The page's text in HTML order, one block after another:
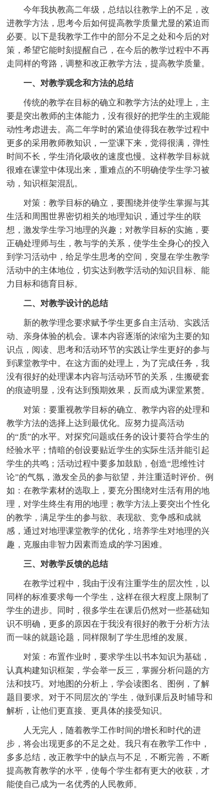
今年我执教高二年级，总结以往教学上的不足，改
进教学方法，思考今后如何提高教学质量尤显的紧迫而
必要。以下是我教学工作中的部分不足之处和今后的对
策，希望它能时刻提醒自己，在今后的教学过程中不再
走同样的弯路，调整和改正教学方法，提高教学质量。
一、对教学观念和方法的总结
传统的教学在目标的确立和教学方法的处理上，主
要是突出教师的主体能力，没有很好的把学生的主观能
动性考虑进去。高二年学时的紧迫使得我在教学过程中
更多的采用教师教知识，一堂课下来，觉得很满，弹性
时间不长，学生消化吸收的速度也慢。这样教学目标就
很难在课堂中体现出来，重难点的不明确使学生学习被
动，知识框架混乱。
对策：教学目标的确立，要围绕并使学生掌握与其
生活和周围世界密切相关的地理知识，通过学生的联
想，激发学生学习地理的兴趣；对教学目标的实施，要
正确处理师与生，教与学的关系，使学生全身心的投入
到学习活动中，给足学生思考的空间，突显在学生教学
活动中的主体地位，切实达到教学活动的知识目标、能
力目标和德育目标。
二、对教学设计的总结
新的教学理念要求赋予学生更多自主活动、实践活
动、亲身体验的机会。课本内容逐渐的浓缩为主要的知
识点，阅读、思考和活动环节的实践让学生更好的参与
到课堂教学中。在这方面的处理上，为了完成任务，我
没有很好的处理课本内容与活动环节的关系，生搬硬套
的痕迹明显，没有达到预期效果，反而成为课堂累赘。
对策：要重视教学目标的确立、教学内容的处理和
教学方法的选择上达到最优化。应努力提高活动
的“质”的水平。对探究问题或任务的设计要符合学生的
经验水平；情暗的创设要贴近学生的实际生活并能引起
学生的共鸣；活动过程中要多加鼓励，创造“思维性讨
论”的气氛，激发全员的参与欲望，并注重适时评价。例
如：在教学素材的选取上，要充分围绕对生活有用的地
理，对学生终生有用的地理；教学方法上要突出个性化
的教学，满足学生的参与欲、表现欲、竞争感和成就
感，通过对地理课堂教学的优化，培养学生对地理的兴
趣，克服由非智力因素而造成的学习困难。
三、对教学反馈的总结
在教学过程中，我由于没有注重学生的层次性，以
同样的标准要求每一个学生，这样在很大程度上限制了
学生的进步。同时，很多学生在课后仍然对一些基础知
识不明确，更多的原因在于我没有很好的教于分析方法
而一味的就题论题，同样限制了学生思维的发展。
对策：布置作业时，要求学生以书本知识为基础，
认真构建知识框架，学会举一反三，掌握分析问题的方
法和技巧。对地图的分析上，学会读图名、图例，了解
题目要求。对于不同层次的`学生，做到课后及时辅导和
解析，让他们更直接、更具体的接受知识。
人无完人，随着教学工作时间的增长和时代的进
步，将会出现更多的不足之处。我只有在教学工作中，
多多总结，改正教学中的缺点与不足，不断完善，不断
提高教育教学的水平，使每个学生都有更大的收获，才
能使自己成为一名优秀的人民教师。